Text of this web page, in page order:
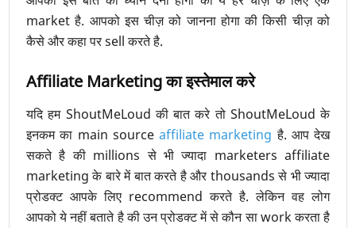
market है. आपको इस चीज़ को जानना होगा की किसी चीज़ को
कैसे और कहा पर sell करते है.
Affiliate Marketing का इस्तेमाल करे
यदि हम ShoutMeLoud की बात करे तो ShoutMeLoud के
इनकम का main source affiliate marketing है. आप देख
सकते है की millions से भी ज्यादा marketers affiliate
marketing के बारे में बात करते है और thousands से भी ज्यादा
प्रोडक्ट आपके लिए recommend करते है. लेकिन वह लोग
आपको ये नहीं बताते है की उन प्रोडक्ट में से कौन सा work करता है